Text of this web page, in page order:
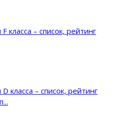
класса – список, рейтинг
класса – список, рейтинг